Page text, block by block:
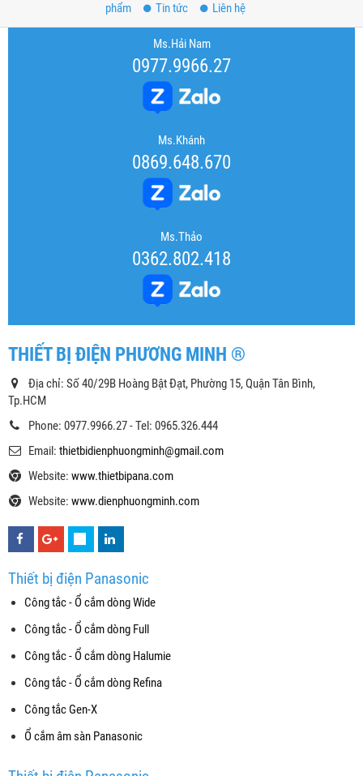
phẩm
Tin tức Liên hệ
Ms.Hải Nam
0977.9966.27
Ms.Khánh
0869.648.670
Ms.Thảo
0362.802.418
THIẾT BỊ ĐIỆN PHƯƠNG MINH ®
Địa chỉ: Số 40/29B Hoàng Bật Đạt, Phường 15, Quận Tân Bình,
Tp.HCM
Phone: 0977.9966.27 - Tel: 0965.326.444
Email: thietbidienphuongminh@gmail.com
Website: www.thietbipana.com
Website: www.dienphuongminh.com
Thiết bị điện Panasonic
Công tắc - Ổ cắm dòng Wide
Công tắc - Ổ cắm dòng Full
Công tắc - Ổ cắm dòng Halumie
Công tắc - Ổ cắm dòng Refina
Công tắc Gen-X
Ổ cắm âm sàn Panasonic